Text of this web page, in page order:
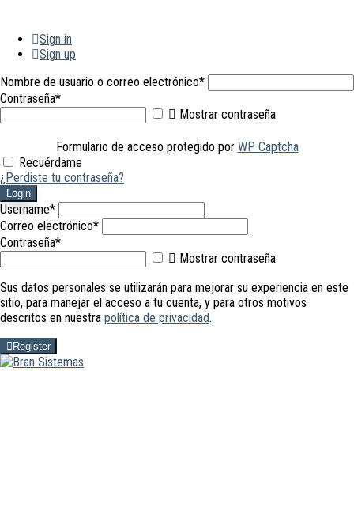
Sign in
Sign up
Nombre de usuario o correo electrónico*
Contraseña*
Mostrar contraseña
Formulario de acceso protegido por WP Captcha
Recuérdame
¿Perdiste tu contraseña?
Login
Username*
Correo electrónico*
Contraseña*
Mostrar contraseña
Sus datos personales se utilizarán para mejorar su experiencia en este
sitio, para manejar el acceso a tu cuenta, y para otros motivos
descritos en nuestra política de privacidad.
Register